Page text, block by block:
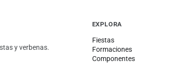
y verbenas.
EXPLORA
Fiestas
Formaciones
Componentes